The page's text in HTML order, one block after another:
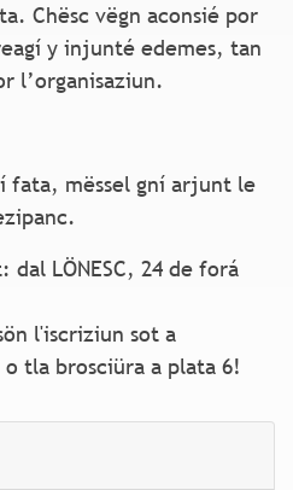
Chësc vëgn aconsié por
y injunté edemes, tan
l’organisaziun.
fata, mëssel gní arjunt le
dal LÖNESC, 24 de forá
l'iscriziun sot a
tla brosciüra a plata 6!